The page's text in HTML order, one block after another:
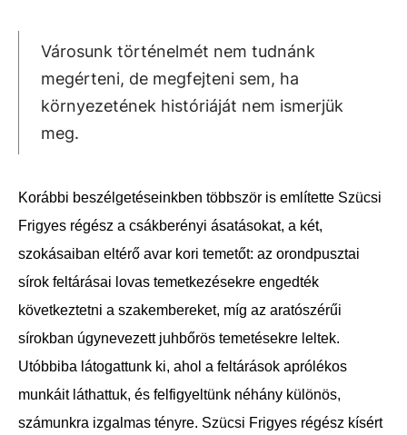
Városunk történelmét nem tudnánk
megérteni, de megfejteni sem, ha
környezetének históriáját nem ismerjük
meg.
Korábbi beszélgetéseinkben többször is említette Szücsi
Frigyes régész a csákberényi ásatásokat, a két,
szokásaiban eltérő avar kori temetőt: az orondpusztai
sírok feltárásai lovas temetkezésekre engedték
következtetni a szakembereket, míg az aratószérűi
sírokban úgynevezett juhbőrös temetésekre leltek.
Utóbbiba látogattunk ki, ahol a feltárások aprólékos
munkáit láthattuk, és felfigyeltünk néhány különös,
számunkra izgalmas tényre. Szücsi Frigyes régész kísért